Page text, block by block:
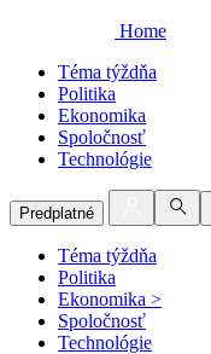
Home
Téma týždňa
Politika
Ekonomika
Spoločnosť
Technológie
Predplatné
Téma týždňa
Politika
Ekonomika >
Spoločnosť
Technológie